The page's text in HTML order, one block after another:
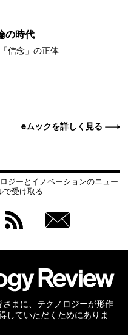
の時代
信念」の正体
eムックを詳しく見る
ジーとイノベーションのニュー
で受け取る
さまに、テクノロジーが形作
していただくためにありま